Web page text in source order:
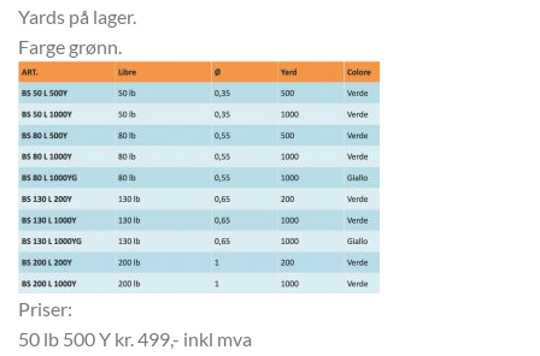
Yards på lager.
Farge grønn.
Priser:
50 lb 500 Y kr. 499,- inkl mva